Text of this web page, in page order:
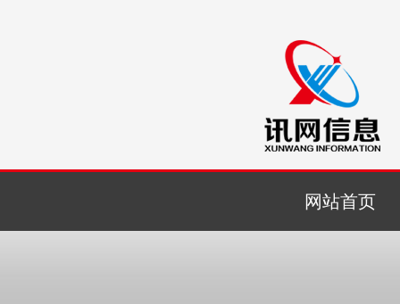
网站首页